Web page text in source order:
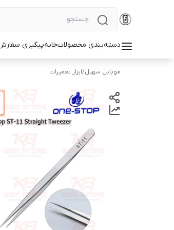
دسته‌بندی محصولاتخانهپیگیری
موبایل سهیل/ابزار تعمیرات